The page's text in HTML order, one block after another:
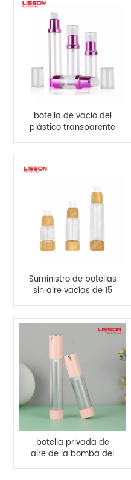
botella de vacío del
plástico transparente
de 10ml 15ml 20ml
viaje de la bomba
Suministro de botellas
sin aire vacías de 15
ml, 30 ml y 50 ml
botella privada de
aire de la bomba del
espray plástico de la